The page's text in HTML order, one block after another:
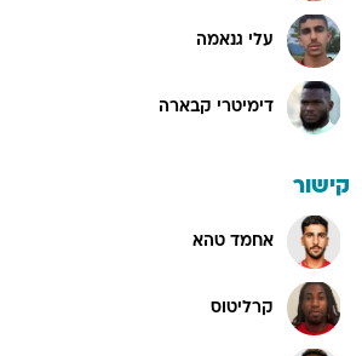
עלי גנאמה
דימיטרי קבארה
קישור
אחמד טהא
קרליטוס